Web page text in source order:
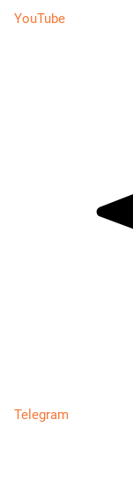
YouTube
Telegram